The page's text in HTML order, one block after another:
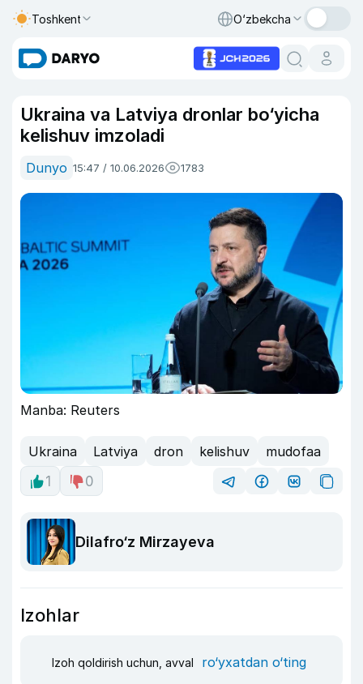
Toshkent O‘zbekcha
Ukraina va Latviya dronlar bo‘yicha
kelishuv imzoladi
Dunyo 15:47 / 10.06.2026 1783
Manba: Reuters
Ukraina Latviya dron kelishuv
mudofaa
1
0
Dilafro‘z Mirzayeva
Izohlar
Izoh qoldirish uchun, avval ro‘yxatdan o‘ting